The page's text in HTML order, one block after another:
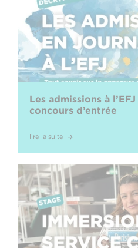
Les admissions à
concours d’entrée
lire la suite